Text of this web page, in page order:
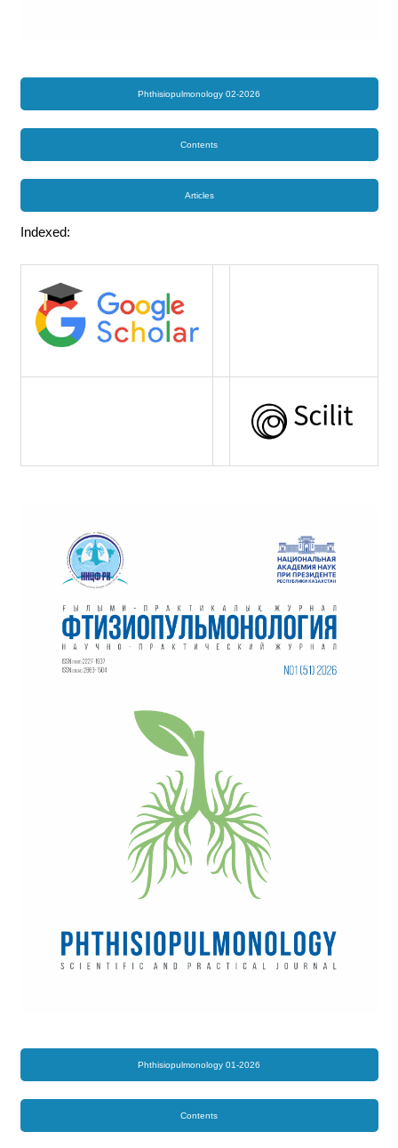
Phthisiopulmonology 02-2026
Contents
Articles
Indexed:
Phthisiopulmonology 01-2026
Contents